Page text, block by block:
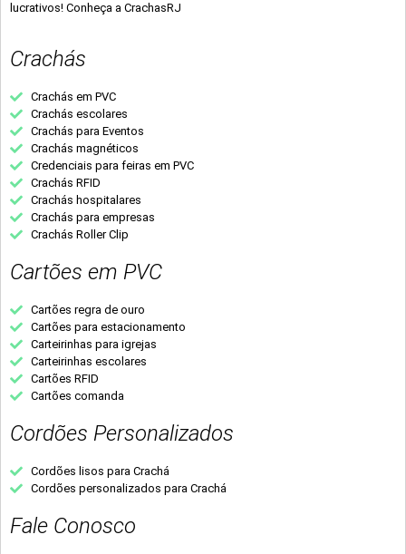
lucrativos! Conheça a CrachasRJ
Crachás
Crachás em PVC
Crachás escolares
Crachás para Eventos
Crachás magnéticos
Credenciais para feiras em PVC
Crachás RFID
Crachás hospitalares
Crachás para empresas
Crachás Roller Clip
Cartões em PVC
Cartões regra de ouro
Cartões para estacionamento
Carteirinhas para igrejas
Carteirinhas escolares
Cartões RFID
Cartões comanda
Cordões Personalizados
Cordões lisos para Crachá
Cordões personalizados para Crachá
Fale Conosco